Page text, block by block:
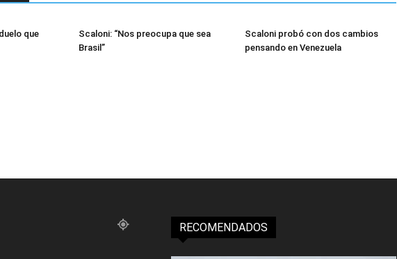
que
Scaloni: “Nos preocupa que sea
Brasil”
Scaloni probó con dos cambios
pensando en Venezuela
RECOMENDADOS